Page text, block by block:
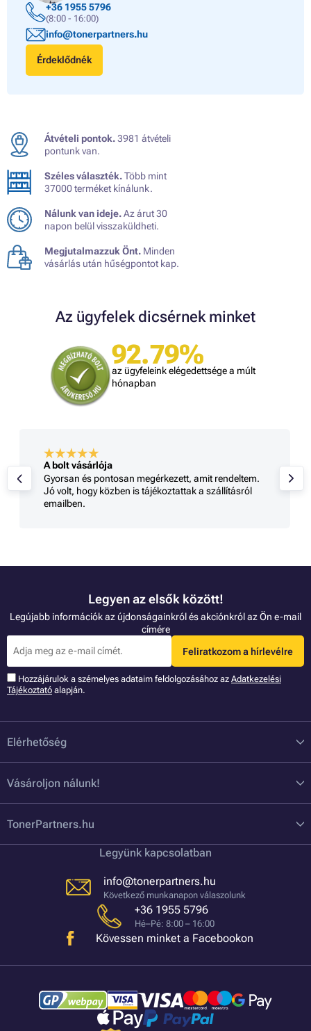
+36 1955 5796
(8:00 - 16:00)
info@tonerpartners.hu
Érdeklődnék
Átvételi pontok.3981 átvételi
pontunk van.
Széles választék.Több mint
37000 terméket kínálunk.
Nálunk van ideje.Az árut 30
napon belül visszaküldheti.
Megjutalmazzuk Önt. Minden
vásárlás után hűségpontot kap.
Az ügyfelek dicsérnek minket
92.79%
az ügyfeleink elégedettsége a múlt
hónapban
A bolt vásárlója
Gyorsan és pontosan megérkezett, amit rendeltem.
Jó volt, hogy közben is tájékoztattak a szállításról
emailben.
Legyen az elsők között!
Legújabb információk az újdonságainkról és akciónkról az Ön e-mail
címére
Feliratkozom a hírlevélre
Hozzájárulok a szémelyes adataim feldolgozásához az Adatkezelési
Tájékoztató alapján.
Elérhetőség
Vásároljon nálunk!
TonerPartners.hu
Legyünk kapcsolatban
info@tonerpartners.hu
Következő munkanapon válaszolunk
+36 1955 5796
Hé–Pé: 8:00 – 16:00
Kövessen minket a Facebookon